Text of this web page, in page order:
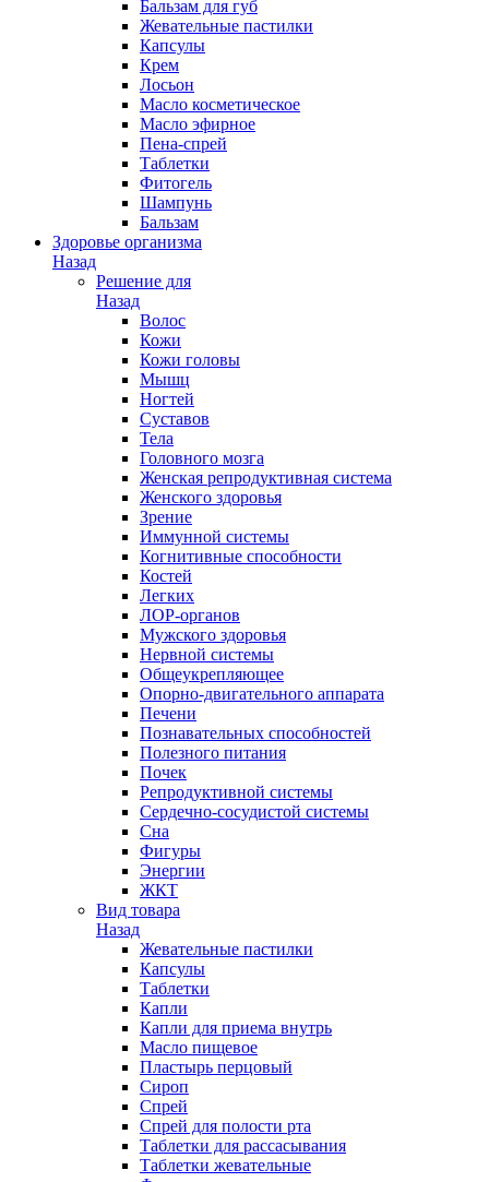
Бальзам для губ
Жевательные пастилки
Капсулы
Крем
Лосьон
Масло косметическое
Масло эфирное
Пена-спрей
Таблетки
Фитогель
Шампунь
Бальзам
Здоровье организма
Назад
Решение для
Назад
Волос
Кожи
Кожи головы
Мышц
Ногтей
Суставов
Тела
Головного мозга
Женская репродуктивная система
Женского здоровья
Зрение
Иммунной системы
Когнитивные способности
Костей
Легких
ЛОР-органов
Мужского здоровья
Нервной системы
Общеукрепляющее
Опорно-двигательного аппарата
Печени
Познавательных способностей
Полезного питания
Почек
Репродуктивной системы
Сердечно-сосудистой системы
Сна
Фигуры
Энергии
ЖКТ
Вид товара
Назад
Жевательные пастилки
Капсулы
Таблетки
Капли
Капли для приема внутрь
Масло пищевое
Пластырь перцовый
Сироп
Спрей
Спрей для полости рта
Таблетки для рассасывания
Таблетки жевательные